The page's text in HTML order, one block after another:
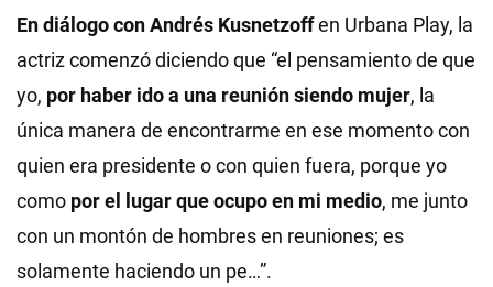
En diálogo con Andrés Kusnetzoffen Urbana Play, la
actriz comenzó diciendo que “el pensamiento de que
yo, por haber ido a una reunión siendo mujer, la
única manera de encontrarme en ese momento con
quien era presidente o con quien fuera, porque yo
como por el lugar que ocupo en mi medio, me junto
con un montón de hombres en reuniones; es
solamente haciendo un pe…”.